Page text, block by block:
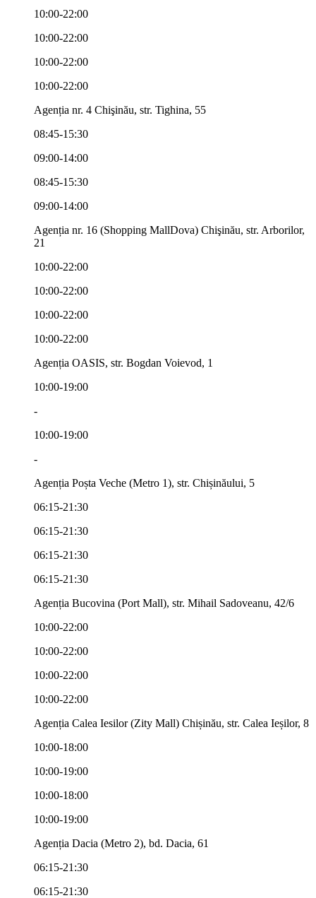
10:00-22:00
10:00-22:00
10:00-22:00
10:00-22:00
Agenția nr. 4 Chişinău, str. Tighina, 55
08:45-15:30
09:00-14:00
08:45-15:30
09:00-14:00
Agenția nr. 16 (Shopping MallDova) Chişinău, str. Arborilor,
21
10:00-22:00
10:00-22:00
10:00-22:00
10:00-22:00
Agenția OASIS, str. Bogdan Voievod, 1
10:00-19:00
-
10:00-19:00
-
Agenția Poșta Veche (Metro 1), str. Chișinăului, 5
06:15-21:30
06:15-21:30
06:15-21:30
06:15-21:30
Agenția Bucovina (Port Mall), str. Mihail Sadoveanu, 42/6
10:00-22:00
10:00-22:00
10:00-22:00
10:00-22:00
Agenția Calea Iesilor (Zity Mall) Chișinău, str. Calea Ieșilor, 8
10:00-18:00
10:00-19:00
10:00-18:00
10:00-19:00
Agenția Dacia (Metro 2), bd. Dacia, 61
06:15-21:30
06:15-21:30